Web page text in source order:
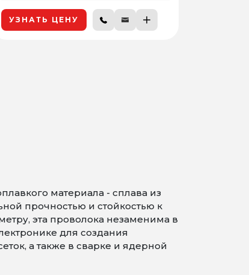
УЗНАТЬ ЦЕНУ
материала - сплава из
прочностью и стойкостью к
эта проволока незаменима в
для создания
а также в сварке и ядерной